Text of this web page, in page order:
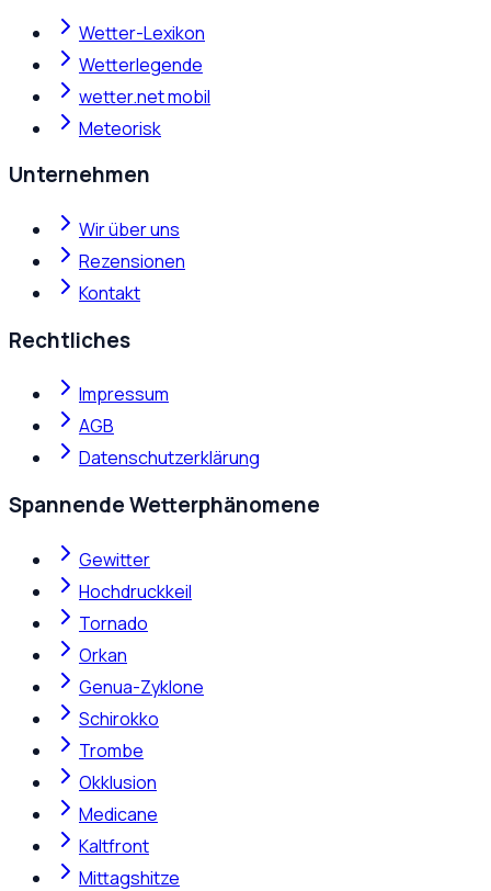
Wetter-Lexikon
Wetterlegende
wetter.net mobil
Meteorisk
Unternehmen
Wir über uns
Rezensionen
Kontakt
Rechtliches
Impressum
AGB
Datenschutzerklärung
Spannende Wetterphänomene
Gewitter
Hochdruckkeil
Tornado
Orkan
Genua-Zyklone
Schirokko
Trombe
Okklusion
Medicane
Kaltfront
Mittagshitze